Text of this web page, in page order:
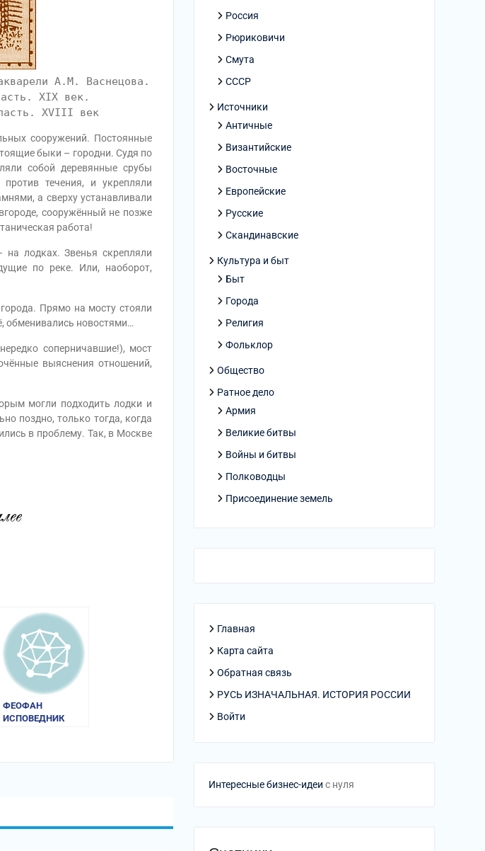
А.М. Васнецова.
XIX век.
XVIII век
сооружений. Постоянные
быки – городни. Судя по
собой деревянные срубы
течения, и укрепляли
а сверху устанавливали
сооружённый не позже
работа!
лодках. Звенья скрепляли
по реке. Или, наоборот,
Прямо на мосту стояли
обменивались новостями…
соперничавшие!), мост
выяснения отношений,
могли подходить лодки и
поздно, только тогда, когда
в проблему. Так, в Москве
ФЕОФАН
ИСПОВЕДНИК
Россия
Рюриковичи
Смута
СССР
Источники
Античные
Византийские
Восточные
Европейские
Русские
Скандинавские
Культура и быт
Быт
Города
Религия
Фольклор
Общество
Ратное дело
Армия
Великие битвы
Войны и битвы
Полководцы
Присоединение земель
Главная
Карта сайта
Обратная связь
РУСЬ ИЗНАЧАЛЬНАЯ. ИСТОРИЯ РОССИИ
Войти
Интересные бизнес-идеи с нуля